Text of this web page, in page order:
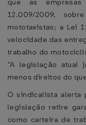
que as
12.009/2009,
mototaxistas; a Lei
velocidade das
trabalho do
“A legislação atual
menos direitos do
O sindicalista alerta
legislação retire
como carteira de